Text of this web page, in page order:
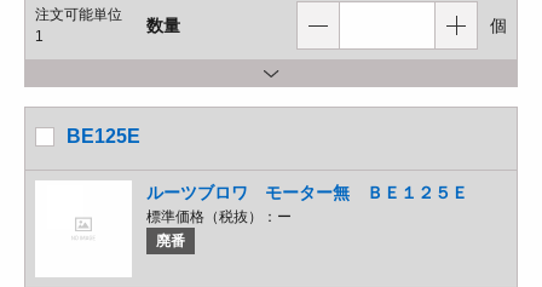
注文可能単位
1
数量 個
BE125E
ルーツブロワ モーター無 ＢＥ１２５Ｅ
標準価格（税抜）： ー
廃番